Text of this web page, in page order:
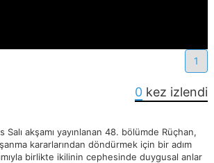
1
0 kez izlendi
Salı akşamı yayınlanan 48. bölümde Rüçhan,
kararlarından döndürmek için bir adım
birlikte ikilinin cephesinde duygusal anlar